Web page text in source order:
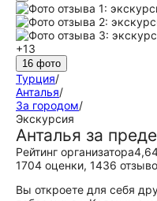
+13
16 фото
Турция/
Анталья/
За городом/
Экскурсия
Анталья за
Рейтинг организатора
1704 оценки, 1436
Вы откроете для себя